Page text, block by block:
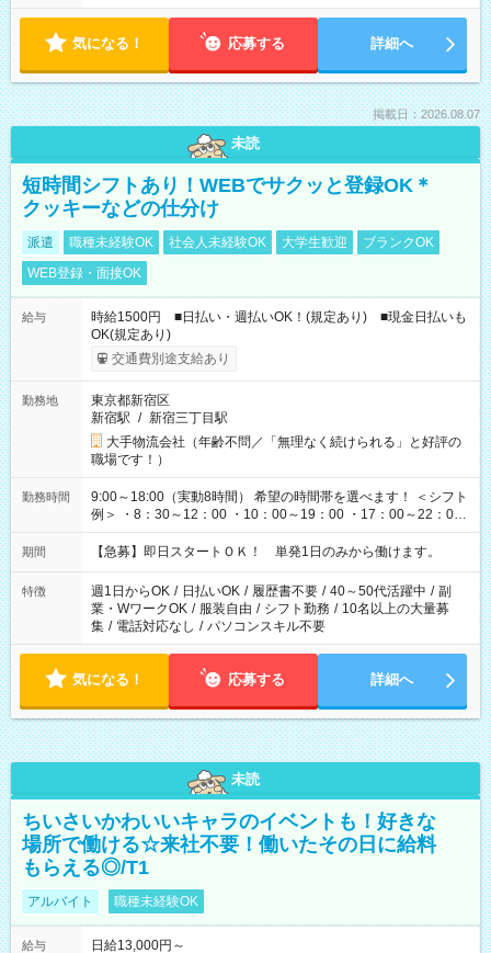
気になる！ 応募する 詳細へ
掲載日：2026.08.07
未読
短時間シフトあり！WEBでサクッと登録OK＊
クッキーなどの仕分け
派遣 職種未経験OK 社会人未経験OK 大学生歓迎
ブランクOK
WEB登録・面接OK
給与
時給1500円 ■日払い・週払いOK！(規定あり) ■現金日払いも
OK(規定あり)
交通費別途支給あり
勤務地
東京都新宿区
新宿駅 / 新宿三丁目駅
大手物流会社（年齢不問／「無理なく続けられる」と好評の
職場です！）
勤務時間
9:00～18:00（実動8時間） 希望の時間帯を選べます！ ＜シフト
例＞ ・8：30～12：00 ・10：00～19：00 ・17：00～22：00
・13：00～22：00 ・22：00～翌6：00 など
期間 【急募】即日スタートＯＫ！ 単発1日のみから働けます。
特徴 週1日からOK / 日払いOK / 履歴書不要 / 40～50代活躍中 / 副
業・WワークOK / 服装自由 / シフト勤務 / 10名以上の大量募
集 / 電話対応なし / パソコンスキル不要
気になる！ 応募する 詳細へ
未読
ちいさいかわいいキャラのイベントも！好きな
場所で働ける☆来社不要！働いたその日に給料
もらえる◎/T1
アルバイト 職種未経験OK
給与
日給13,000円～